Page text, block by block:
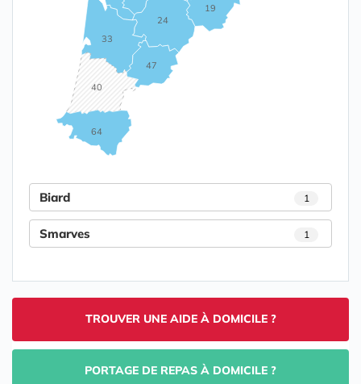
19
24
33
40
47
64
Biard 1
Smarves 1
TROUVER UNE AIDE À DOMICILE ?
PORTAGE DE REPAS À DOMICILE ?